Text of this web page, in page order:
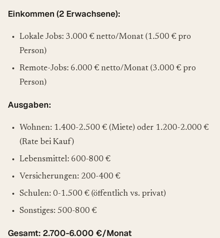
Einkommen (2 Erwachsene):
Lokale Jobs: 3.000 € netto/Monat (1.500 € pro
Person)
Remote-Jobs: 6.000 € netto/Monat (3.000 € pro
Person)
Ausgaben:
Wohnen: 1.400-2.500 € (Miete) oder 1.200-2.000 €
(Rate bei Kauf)
Lebensmittel: 600-800 €
Versicherungen: 200-400 €
Schulen: 0-1.500 € (öffentlich vs. privat)
Sonstiges: 500-800 €
Gesamt: 2.700-6.000 €/Monat